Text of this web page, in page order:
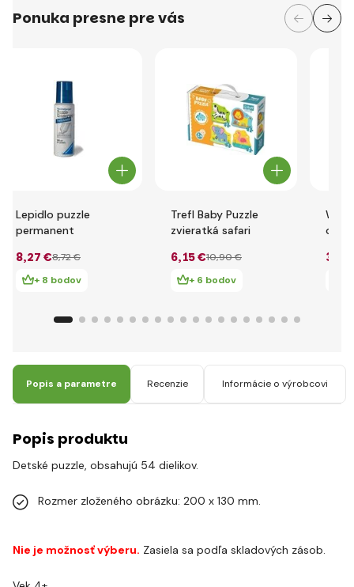
Ponuka presne pre vás
Lepidlo puzzle
permanent
8,27 €8,72 €
+ 8 bodov
Trefl Baby Puzzle
zvieratká safari
6,15 €10,90 €
+ 6 bodov
30
Popis a parametre Recenzie Informácie o výrobcovi
Popis produktu
Detské puzzle, obsahujú 54 dielikov.
Rozmer zloženého obrázku: 200 x 130 mm.
Nie je možnosť výberu. Zasiela sa podľa skladových zásob.